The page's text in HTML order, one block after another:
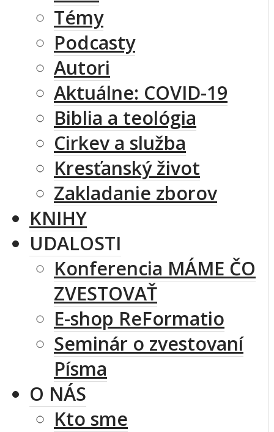
Témy
Podcasty
Autori
Aktuálne: COVID-19
Biblia a teológia
Cirkev a služba
Kresťanský život
Zakladanie zborov
KNIHY
UDALOSTI
Konferencia MÁME ČO
ZVESTOVAŤ
E-shop ReFormatio
Seminár o zvestovaní
Písma
O NÁS
Kto sme